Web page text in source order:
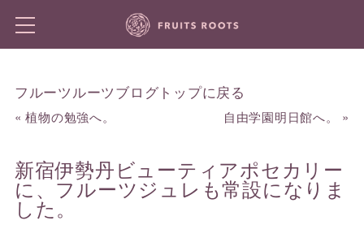
フルーツルーツブログトップに戻る
«植物の勉強へ。 自由学園明日館へ。 »
新宿伊勢丹ビューティアポセカリー
に、フルーツジュレも常設になりま
した。